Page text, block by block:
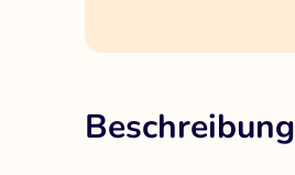
Beschreibung